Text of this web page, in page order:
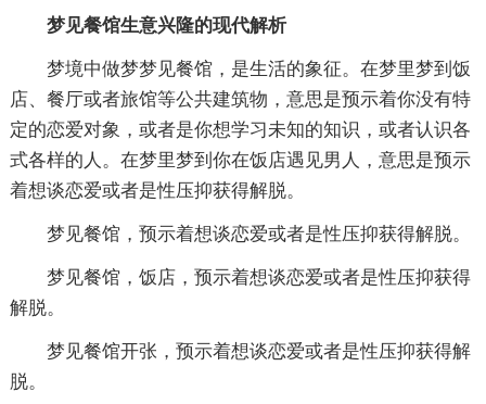
梦见餐馆生意兴隆的现代解析
梦境中做梦梦见餐馆，是生活的象征。在梦里梦到饭
店、餐厅或者旅馆等公共建筑物，意思是预示着你没有特
定的恋爱对象，或者是你想学习未知的知识，或者认识各
式各样的人。在梦里梦到你在饭店遇见男人，意思是预示
着想谈恋爱或者是性压抑获得解脱。
梦见餐馆，预示着想谈恋爱或者是性压抑获得解脱。
梦见餐馆，饭店，预示着想谈恋爱或者是性压抑获得
解脱。
梦见餐馆开张，预示着想谈恋爱或者是性压抑获得解
脱。